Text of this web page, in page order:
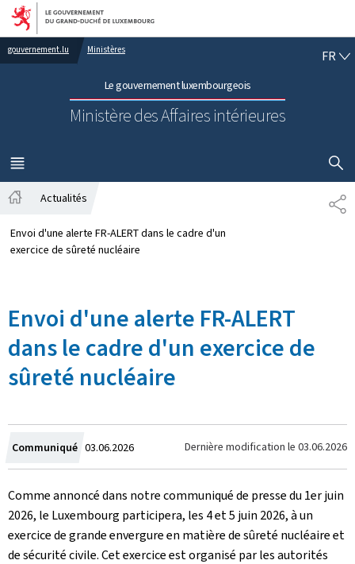
Aller au menu principal
Aller au contenu
gouvernement.lu Ministères
Le gouvernement luxembourgeois
Ministère des Affaires intérieures
FR
MENU
PRINCIPAL
Actualités
Envoi d'une alerte FR-ALERT dans le cadre d'un
exercice de sûreté nucléaire
Envoi d'une alerte FR-ALERT
dans le cadre d'un exercice de
sûreté nucléaire
Communiqué Crée
le
03.06.2026 Dernière modification le 03.06.2026
Comme annoncé dans notre communiqué de presse du 1er juin
2026, le Luxembourg participera, les 4 et 5 juin 2026, à un
exercice de grande envergure en matière de sûreté nucléaire et
de sécurité civile. Cet exercice est organisé par les autorités